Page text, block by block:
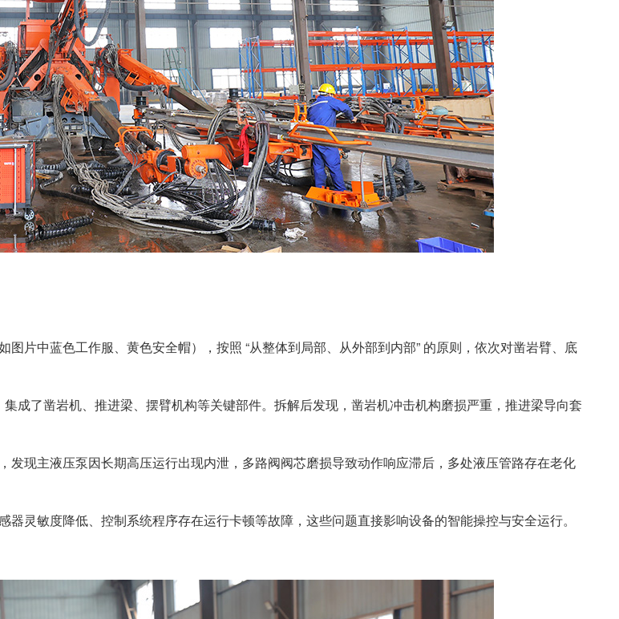
片中蓝色工作服、黄色安全帽），按照 “从整体到局部、从外部到内部” 的原则，依次对凿岩臂、底
了凿岩机、推进梁、摆臂机构等关键部件。拆解后发现，凿岩机冲击机构磨损严重，推进梁导向套
发现主液压泵因长期高压运行出现内泄，多路阀阀芯磨损导致动作响应滞后，多处液压管路存在老化
灵敏度降低、控制系统程序存在运行卡顿等故障，这些问题直接影响设备的智能操控与安全运行。